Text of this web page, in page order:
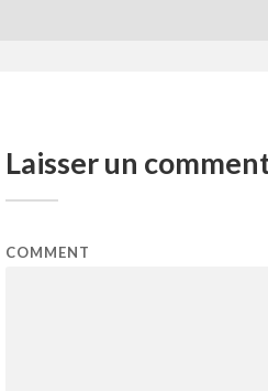
Laisser un
COMMENT